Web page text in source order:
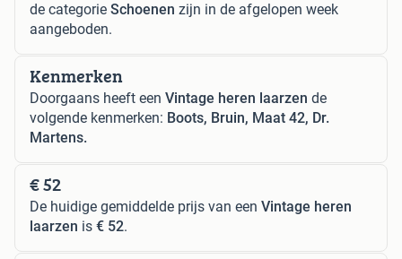
de categorie Schoenen zijn in de afgelopen week
aangeboden.
Kenmerken
Doorgaans heeft een Vintage heren laarzen de
volgende kenmerken: Boots, Bruin, Maat 42, Dr.
Martens.
€ 52
De huidige gemiddelde prijs van een Vintage heren
laarzen is € 52.